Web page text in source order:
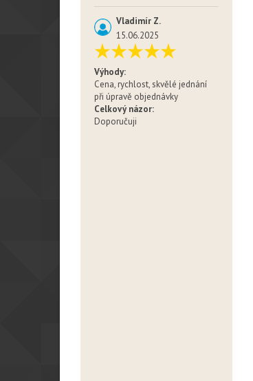
Vladimír Z.
15.06.2025
Výhody:
Cena, rychlost, skvělé jednání
při úpravě objednávky
Celkový názor:
Doporučuji